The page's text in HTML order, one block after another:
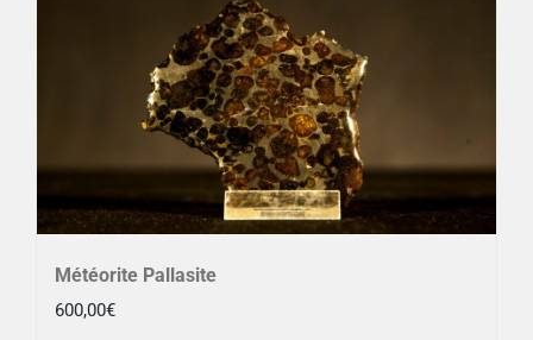
Météorite Pallasite
600,00€